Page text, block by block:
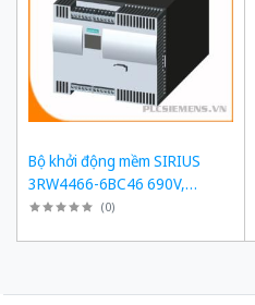
Bộ khởi động mềm SIRIUS
3RW4466-6BC46 690V,
1214A, 1200kW
(0)